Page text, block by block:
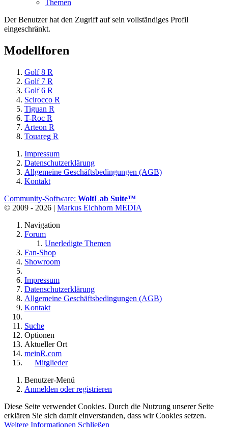
Themen
Der Benutzer hat den Zugriff auf sein vollständiges Profil
eingeschränkt.
Modellforen
Golf 8 R
Golf 7 R
Golf 6 R
Scirocco R
Tiguan R
T-Roc R
Arteon R
Touareg R
Impressum
Datenschutzerklärung
Allgemeine Geschäftsbedingungen (AGB)
Kontakt
Community-Software: WoltLab Suite™
© 2009 - 2026 | Markus Eichhorn MEDIA
Navigation
Forum
Unerledigte Themen
Fan-Shop
Showroom
Impressum
Datenschutzerklärung
Allgemeine Geschäftsbedingungen (AGB)
Kontakt
Suche
Optionen
Aktueller Ort
meinR.com
Mitglieder
Benutzer-Menü
Anmelden oder registrieren
Diese Seite verwendet Cookies. Durch die Nutzung unserer Seite
erklären Sie sich damit einverstanden, dass wir Cookies setzen.
Weitere Informationen Schließen